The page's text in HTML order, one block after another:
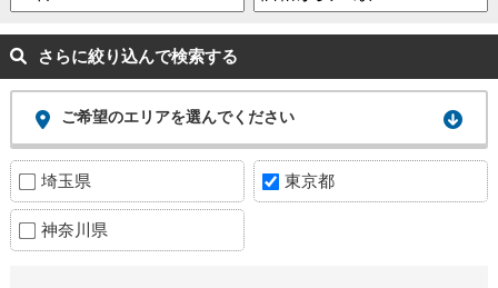
さらに絞り込んで検索する
ご希望のエリアを選んでください
埼玉県 東京都
神奈川県